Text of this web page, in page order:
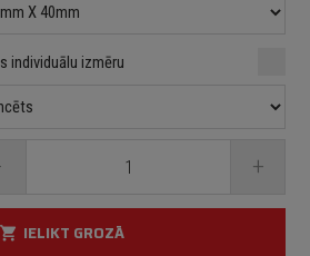
mm mm
izmērs: 1000 mm
individuālu izmēru
+
shopping_cart IELIKT GROZĀ